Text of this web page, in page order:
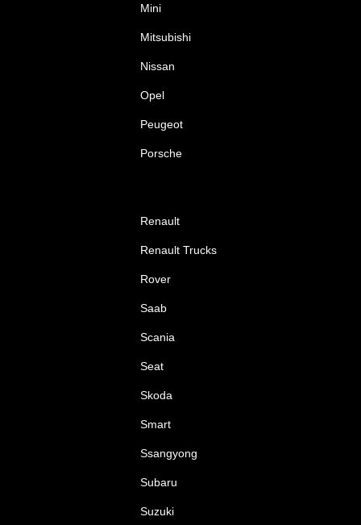
Mini
Mitsubishi
Nissan
Opel
Peugeot
Porsche
Renault
Renault Trucks
Rover
Saab
Scania
Seat
Skoda
Smart
Ssangyong
Subaru
Suzuki